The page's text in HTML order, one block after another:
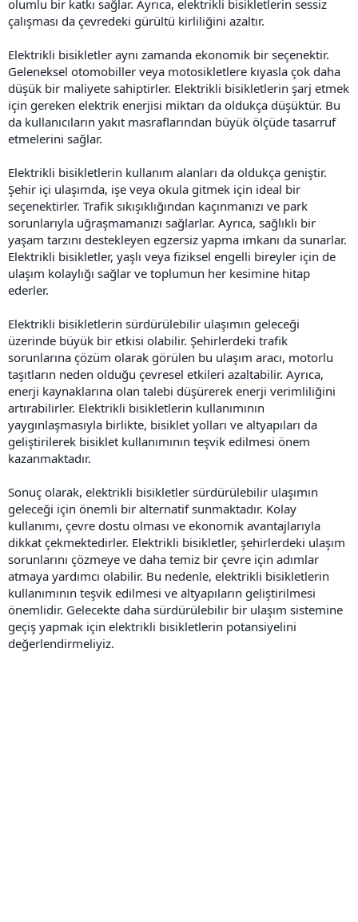
olumlu bir katkı sağlar. Ayrıca, elektrikli bisikletlerin sessiz
çalışması da çevredeki gürültü kirliliğini azaltır.
Elektrikli bisikletler aynı zamanda ekonomik bir seçenektir.
Geleneksel otomobiller veya motosikletlere kıyasla çok daha
düşük bir maliyete sahiptirler. Elektrikli bisikletlerin şarj etmek
için gereken elektrik enerjisi miktarı da oldukça düşüktür. Bu
da kullanıcıların yakıt masraflarından büyük ölçüde tasarruf
etmelerini sağlar.
Elektrikli bisikletlerin kullanım alanları da oldukça geniştir.
Şehir içi ulaşımda, işe veya okula gitmek için ideal bir
seçenektirler. Trafik sıkışıklığından kaçınmanızı ve park
sorunlarıyla uğraşmamanızı sağlarlar. Ayrıca, sağlıklı bir
yaşam tarzını destekleyen egzersiz yapma imkanı da sunarlar.
Elektrikli bisikletler, yaşlı veya fiziksel engelli bireyler için de
ulaşım kolaylığı sağlar ve toplumun her kesimine hitap
ederler.
Elektrikli bisikletlerin sürdürülebilir ulaşımın geleceği
üzerinde büyük bir etkisi olabilir. Şehirlerdeki trafik
sorunlarına çözüm olarak görülen bu ulaşım aracı, motorlu
taşıtların neden olduğu çevresel etkileri azaltabilir. Ayrıca,
enerji kaynaklarına olan talebi düşürerek enerji verimliliğini
artırabilirler. Elektrikli bisikletlerin kullanımının
yaygınlaşmasıyla birlikte, bisiklet yolları ve altyapıları da
geliştirilerek bisiklet kullanımının teşvik edilmesi önem
kazanmaktadır.
Sonuç olarak, elektrikli bisikletler sürdürülebilir ulaşımın
geleceği için önemli bir alternatif sunmaktadır. Kolay
kullanımı, çevre dostu olması ve ekonomik avantajlarıyla
dikkat çekmektedirler. Elektrikli bisikletler, şehirlerdeki ulaşım
sorunlarını çözmeye ve daha temiz bir çevre için adımlar
atmaya yardımcı olabilir. Bu nedenle, elektrikli bisikletlerin
kullanımının teşvik edilmesi ve altyapıların geliştirilmesi
önemlidir. Gelecekte daha sürdürülebilir bir ulaşım sistemine
geçiş yapmak için elektrikli bisikletlerin potansiyelini
değerlendirmeliyiz.